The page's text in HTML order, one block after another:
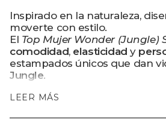
en
el
carrito",
"decrease"=>"Disminuir
cantidad
para
product
Inspirado en la naturaleza,
moverte con estilo.
El Top Mujer Wonder (Jungle)
comodidad, elasticidad y
estampados únicos que dan
Jungle.
Características:
•3 bolsillos.
•Amigable con el medio
LEER MÁS